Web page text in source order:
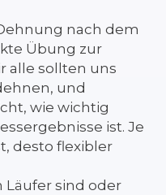
nach dem
Übung zur
alle sollten uns
und
wie wichtig
ist. Je
desto flexibler
Läufer sind oder